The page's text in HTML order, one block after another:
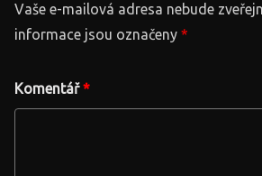
Vaše e-mailová adresa nebude
informace jsou označeny *
Komentář*